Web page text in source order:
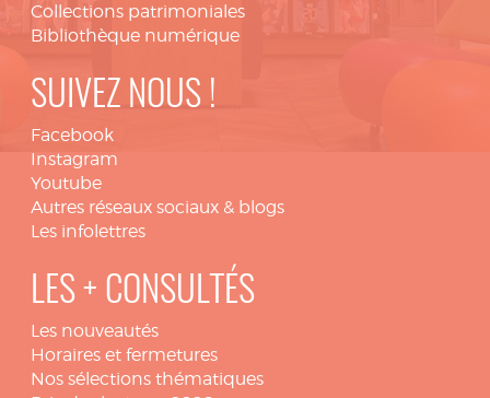
Collections patrimoniales
Bibliothèque numérique
SUIVEZ NOUS !
Facebook
Instagram
Youtube
Autres réseaux sociaux & blogs
Les infolettres
LES + CONSULTÉS
Les nouveautés
Horaires et fermetures
Nos sélections thématiques